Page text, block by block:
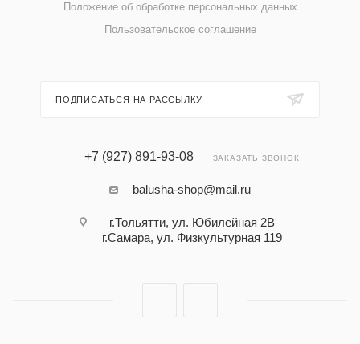
Положение об обработке персональных данных
Пользовательское соглашение
ПОДПИСАТЬСЯ НА РАССЫЛКУ
+7 (927) 891-93-08 ЗАКАЗАТЬ ЗВОНОК
balusha-shop@mail.ru
г.Тольятти, ул. Юбилейная 2В
г.Самара, ул. Физкультурная 119